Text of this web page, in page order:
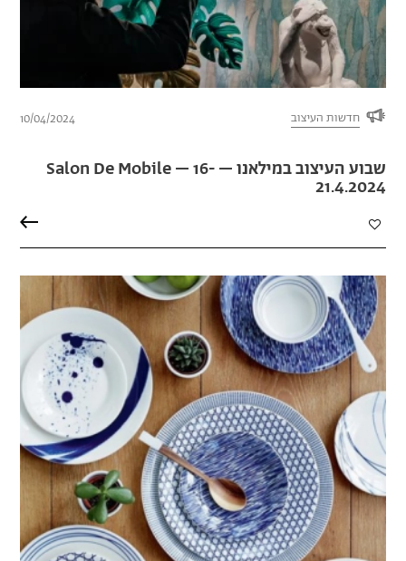
חדשות העיצוב 10/04/2024
שבוע העיצוב במילאנו – Salon De Mobile – 16-
21.4.2024